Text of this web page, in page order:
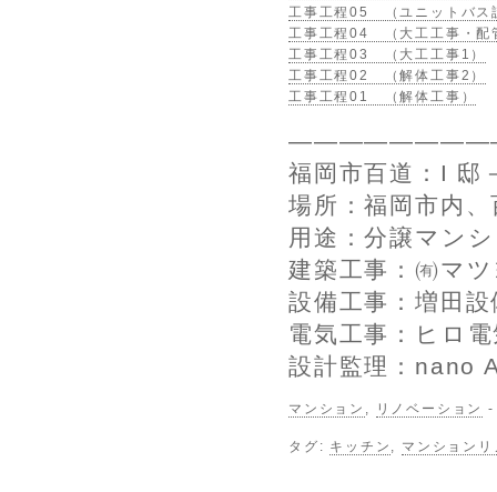
工事工程05 （ユニットバス
工事工程04 （大工工事・配
工事工程03 （大工工事1）
工事工程02 （解体工事2）
工事工程01 （解体工事）
福岡市百道：I 邸
場所：福岡市内、
用途：分譲マン
建築工事：㈲マ
設備工事：増田設
電気工事：ヒロ
設計監理：nano
マンション , リノベーション
タグ: キッチン , マンション